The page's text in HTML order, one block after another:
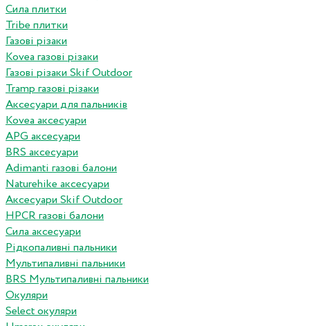
Сила плитки
Tribe плитки
Газові різаки
Kovea газові різаки
Газові різаки Skif Outdoor
Tramp газові різаки
Аксесуари для пальників
Kovea аксесуари
APG аксесуари
BRS аксесуари
Adimanti газові балони
Naturehike аксесуари
Аксесуари Skif Outdoor
HPCR газові балони
Сила аксесуари
Рідкопаливні пальники
Мультипаливні пальники
BRS Мультипаливні пальники
Окуляри
Select окуляри